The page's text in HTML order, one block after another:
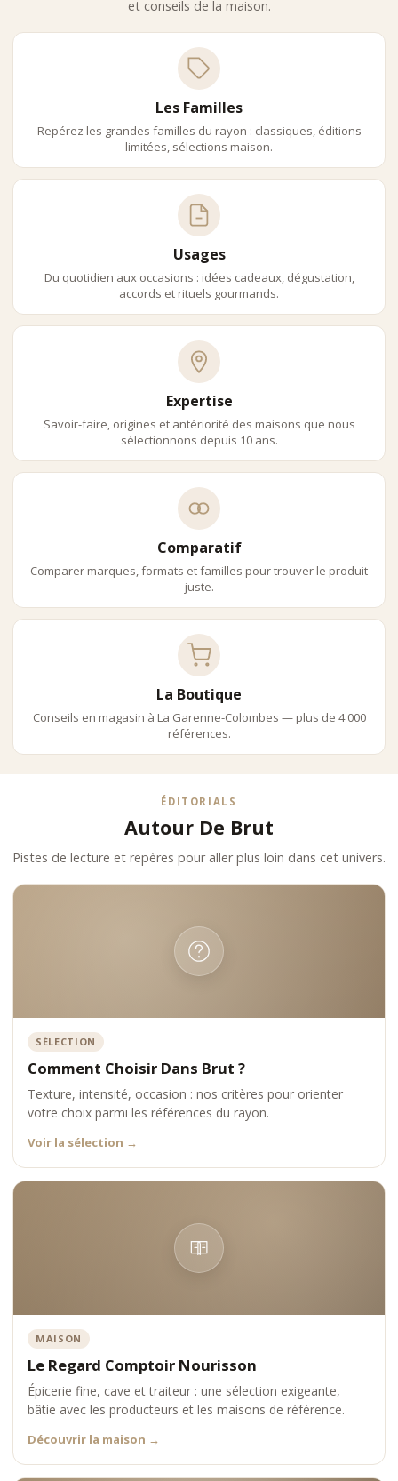
et conseils de la maison.
Les Familles
Repérez les grandes familles du rayon : classiques, éditions
limitées, sélections maison.
Usages
Du quotidien aux occasions : idées cadeaux, dégustation,
accords et rituels gourmands.
Expertise
Savoir-faire, origines et antériorité des maisons que nous
sélectionnons depuis 10 ans.
Comparatif
Comparer marques, formats et familles pour trouver le produit
juste.
La Boutique
Conseils en magasin à La Garenne-Colombes — plus de 4 000
références.
ÉDITORIALS
Autour De Brut
Pistes de lecture et repères pour aller plus loin dans cet univers.
SÉLECTION
Comment Choisir Dans Brut ?
Texture, intensité, occasion : nos critères pour orienter
votre choix parmi les références du rayon.
Voir la sélection →
MAISON
Le Regard Comptoir Nourisson
Épicerie fine, cave et traiteur : une sélection exigeante,
bâtie avec les producteurs et les maisons de référence.
Découvrir la maison →